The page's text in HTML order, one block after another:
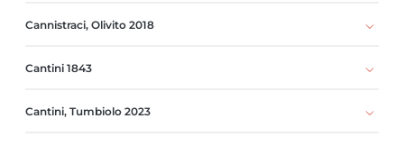
Cannistraci, Olivito 2018
Cantini 1843
Cantini, Tumbiolo 2023